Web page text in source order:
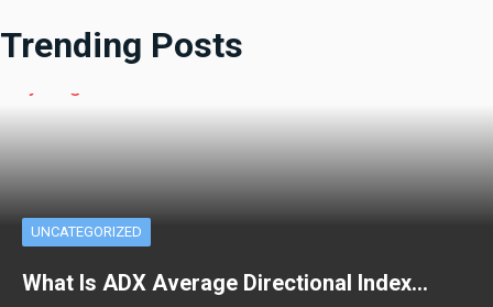
Trending Posts
UNCATEGORIZED
What Is ADX Average Directional Index…